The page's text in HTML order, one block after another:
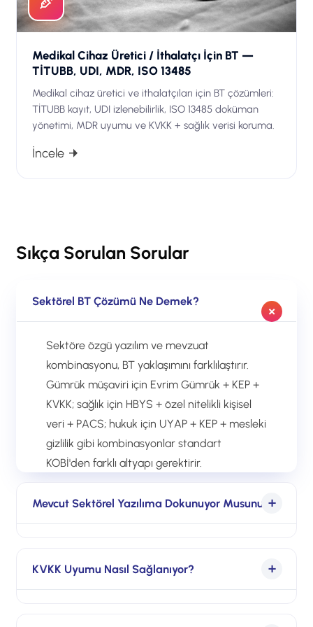
Medikal Cihaz Üretici / İthalatçı İçin BT —
TİTUBB, UDI, MDR, ISO 13485
Medikal cihaz üretici ve ithalatçıları için BT çözümleri:
TİTUBB kayıt, UDI izlenebilirlik, ISO 13485 doküman
yönetimi, MDR uyumu ve KVKK + sağlık verisi koruma.
İncele
Sıkça Sorulan Sorular
Sektörel BT Çözümü Ne Demek?
Sektöre özgü yazılım ve mevzuat
kombinasyonu, BT yaklaşımını farklılaştırır.
Gümrük müşaviri için Evrim Gümrük + KEP +
KVKK; sağlık için HBYS + özel nitelikli kişisel
veri + PACS; hukuk için UYAP + KEP + mesleki
gizlilik gibi kombinasyonlar standart
KOBİ'den farklı altyapı gerektirir.
Mevcut Sektörel Yazılıma Dokunuyor Musunuz?
UYAP) korunur; Xen Bilişim üstüne kurumsal
verimlilik (M365), güvenlik (Defender),
KVKK Uyumu Nasıl Sağlanıyor?